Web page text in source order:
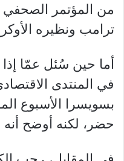
من المؤتمر الصحفي
ترامب ونظيره
أما حين سُئل عمّا
في المنتدى
بسويسرا الأسبوع
حضر، لكنه أوضح